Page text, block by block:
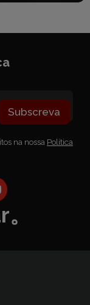
Subscreva
na nossa Política